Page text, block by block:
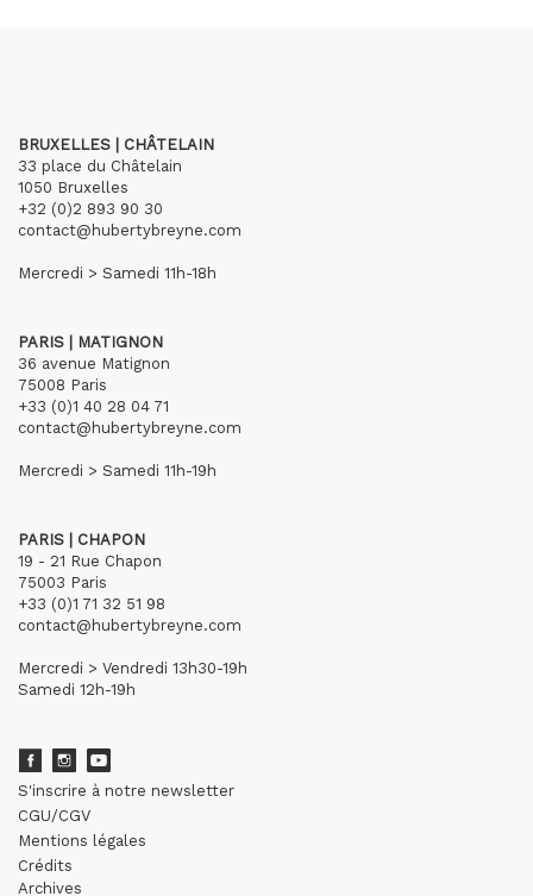
BRUXELLES | CHÂTELAIN
33 place du Châtelain
1050 Bruxelles
+32 (0)2 893 90 30
contact@hubertybreyne.com
Mercredi > Samedi 11h-18h
PARIS | MATIGNON
36 avenue Matignon
75008 Paris
+33 (0)1 40 28 04 71
contact@hubertybreyne.com
Mercredi > Samedi 11h-19h
PARIS | CHAPON
19 - 21 Rue Chapon
75003 Paris
+33 (0)1 71 32 51 98
contact@hubertybreyne.com
Mercredi > Vendredi 13h30-19h
Samedi 12h-19h
S'inscrire à notre newsletter
CGU/CGV
Mentions légales
Crédits
Archives